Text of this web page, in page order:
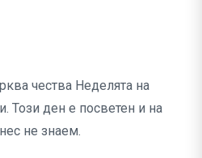
чества Неделята на
Този ден е посветен и на
не знаем.